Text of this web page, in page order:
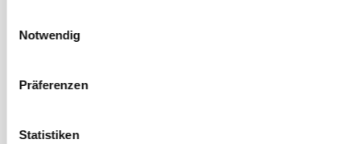
Notwendig
Präferenzen
Statistiken
Dezember 2020
Oktober 2020
August 2020